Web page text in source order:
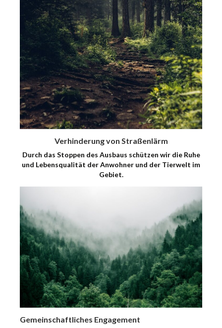
Verhinderung von Straßenlärm
Durch das Stoppen des Ausbaus schützen wir die Ruhe
und Lebensqualität der Anwohner und der Tierwelt im
Gebiet.
Gemeinschaftliches Engagement